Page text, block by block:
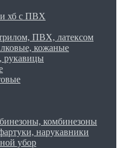
хб с ПВХ
ПВХ, латексом
кожаные
рукавицы
комбинезоны
нарукавники
убор